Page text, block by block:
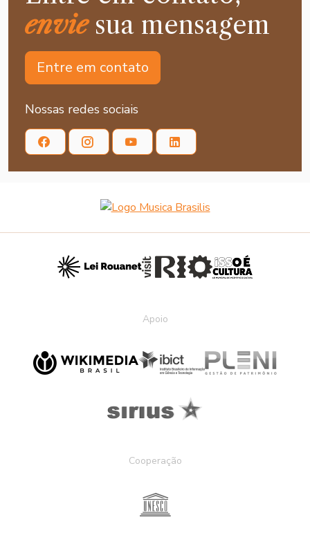
enviesua mensagem
Entre em contato
Nossas redes sociais
Apoio
Cooperação